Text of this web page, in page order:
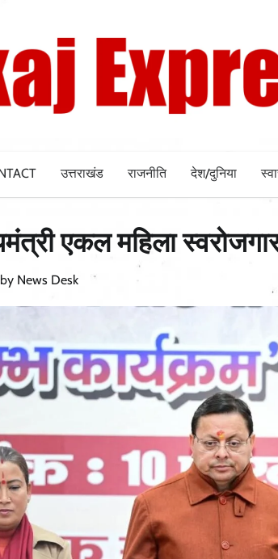
उत्तराखंड राजनीति देश/दुनिया
एकल महिला
by News Desk